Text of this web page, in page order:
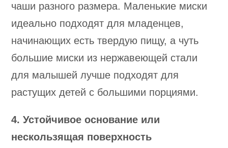
чаши разного размера. Маленькие миски
идеально подходят для младенцев,
начинающих есть твердую пищу, а чуть
большие миски из нержавеющей стали
для малышей лучше подходят для
растущих детей с большими порциями.
4. Устойчивое основание или
нескользящая поверхность